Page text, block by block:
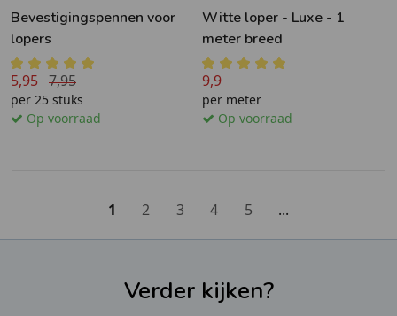
Bevestigingspennen voor
lopers
5,95 7,95
per 25 stuks
Op voorraad
Witte loper - Luxe - 1
meter breed
9,9
per meter
Op voorraad
1 2 3 4 5 ...
Verder kijken?